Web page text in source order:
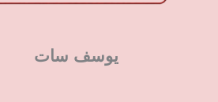
يوسف سات